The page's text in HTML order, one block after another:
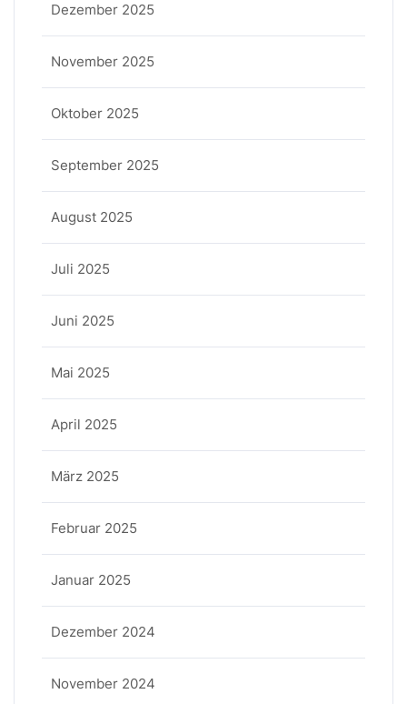
Dezember 2025
November 2025
Oktober 2025
September 2025
August 2025
Juli 2025
Juni 2025
Mai 2025
April 2025
März 2025
Februar 2025
Januar 2025
Dezember 2024
November 2024